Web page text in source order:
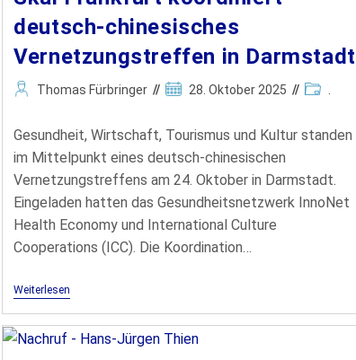
deutsch-chinesisches
Vernetzungstreffen in Darmstadt
Thomas Fürbringer 28. Oktober 2025
Gesundheit, Wirtschaft, Tourismus und Kultur standen
im Mittelpunkt eines deutsch-chinesischen
Vernetzungstreffens am 24. Oktober in Darmstadt.
Eingeladen hatten das Gesundheitsnetzwerk InnoNet
Health Economy und International Culture
Cooperations (ICC). Die Koordination…
Weiterlesen
Skål Mitgliedsantrag